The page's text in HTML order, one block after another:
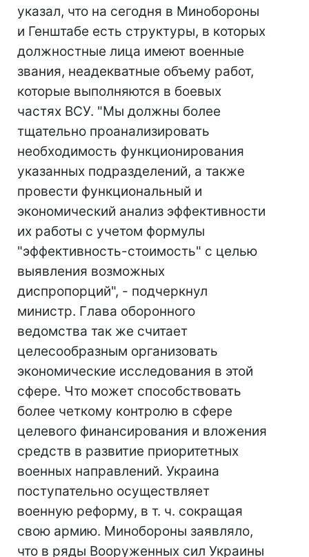
указал, что на сегодня в Минобороны
и Генштабе есть структуры, в которых
должностные лица имеют военные
звания, неадекватные объему работ,
которые выполняются в боевых
частях ВСУ. "Мы должны более
тщательно проанализировать
необходимость функционирования
указанных подразделений, а также
провести функциональный и
экономический анализ эффективности
их работы с учетом формулы
"эффективность-стоимость" с целью
выявления возможных
диспропорций", - подчеркнул
министр. Глава оборонного
ведомства так же считает
целесообразным организовать
экономические исследования в этой
сфере. Что может способствовать
более четкому контролю в сфере
целевого финансирования и вложения
средств в развитие приоритетных
военных направлений. Украина
поступательно осуществляет
военную реформу, в т. ч. сокращая
свою армию. Минобороны заявляло,
что в ряды Вооруженных сил Украины